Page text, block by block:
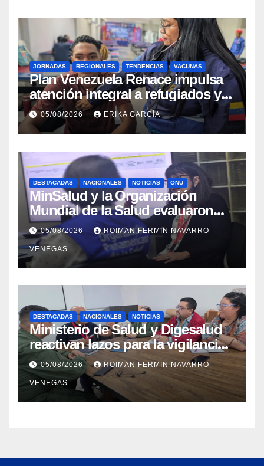
JORNADAS REGIONALES TENDENCIAS VACUNAS
​Plan Venezuela Renace impulsa
atención integral a refugiados y
evaluación de vacunación en
Aragua
05/08/2026 ERIKA GARCÍA
DESTACADAS NACIONALES NOTICIAS ONU
MinSalud y la Organización
Mundial de la Salud evaluaron
propuesta técnica integral en
materia de agua saneamiento e
higiene ante contingencia
sísmica
05/08/2026 ROIMAN FERMIN NAVARRO
VENEGAS
DESTACADAS NACIONALES NOTICIAS
Ministerio de Salud y Digesalud
reactivan lazos para la vigilancia
epidemiológica y el control de
enfermedades
05/08/2026 ROIMAN FERMIN NAVARRO
VENEGAS